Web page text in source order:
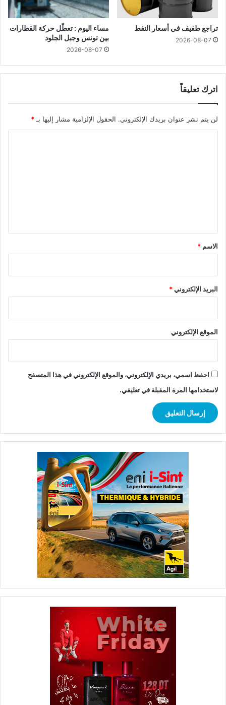
تراجع طفيف في أسعار النفط
2026-08-07
مساء اليوم : تعطّل حركة القطارات
بين تونس وجبل الجلود
2026-08-07
اترك تعليقاً
لن يتم نشر عنوان بريدك الإلكتروني. الحقول الإلزامية مشار إليها بـ *
*
الاسم *
البريد الإلكتروني*
الموقع الإلكتروني
احفظ اسمي، بريدي الإلكتروني، والموقع الإلكتروني في هذا المتصفح
لاستخدامها المرة المقبلة في تعليقي.